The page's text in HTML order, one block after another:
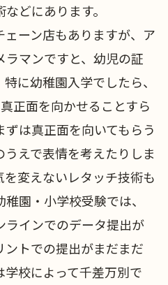
どにあります。
ーン店もありますが、ア
マンですと、幼児の証
に幼稚園入学でしたら、
正面を向かせることすら
は真正面を向いてもらう
えで表情を考えたりしま
変えないレタッチ技術も
園・小学校受験では、
ラインでのデータ提出が
トでの提出がまだまだ
校によって千差万別で